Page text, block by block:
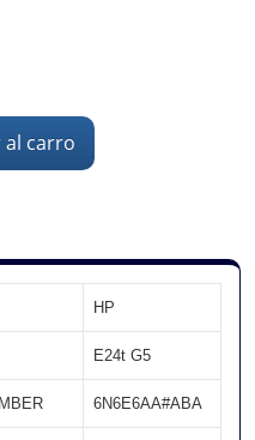
al carro
HP
E24t G5
6N6E6AA#ABA